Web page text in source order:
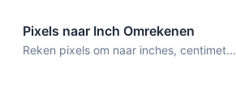
Pixels naar Inch Omrekenen
Reken pixels om naar inches, centimet...